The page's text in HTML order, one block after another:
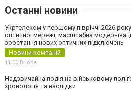
Останні новини
Укртелеком у першому півріччі 2026
оптичної мережі, масштабна
зростання нових оптичних підключень
Новини компаній
11:00,Вчора
Надзвичайна подія на військовому
хронологія та наслідки